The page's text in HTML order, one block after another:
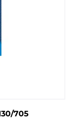
705